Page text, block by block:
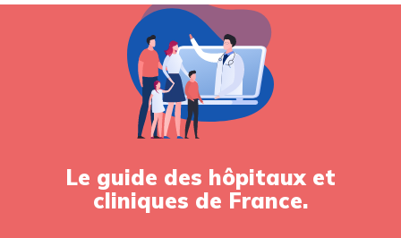
Le guide des hôpitaux et
cliniques de France.